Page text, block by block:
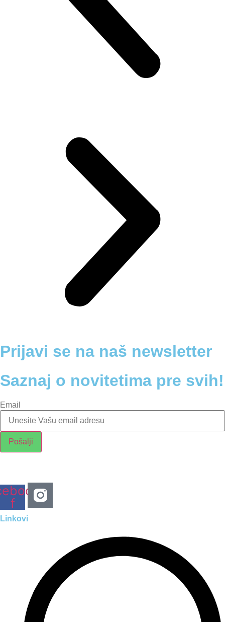
Prijavi se na naš newsletter
Saznaj o novitetima pre svih!
Email
Pošalji
f
Linkovi